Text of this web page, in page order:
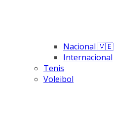
Nacional 🇻🇪
Internacional
Tenis
Voleibol